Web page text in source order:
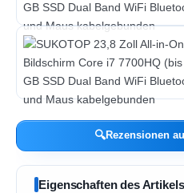
🔍Rezensionen
Eigenschaften des Artikels